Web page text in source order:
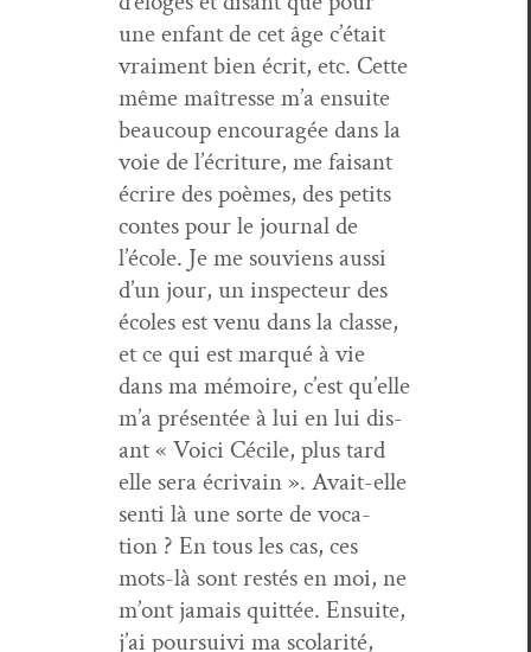
une enfant de cet âge c’était
vrai­ment bien écrit, etc. Cette
même maîtresse m’a ensuite
beau­coup encour­agée dans la
voie de l’écriture, me faisant
écrire des poèmes, des petits
con­tes pour le jour­nal de
l’école. Je me sou­viens aus­si
d’un jour, un inspecteur des
écoles est venu dans la classe,
et ce qui est mar­qué à vie
dans ma mémoire, c’est qu’elle
m’a présen­tée à lui en lui dis­
ant « Voici Cécile, plus tard
elle sera écrivain ». Avait-elle
sen­ti là une sorte de voca­
tion ? En tous les cas, ces
mots-là sont restés en moi, ne
m’ont jamais quit­tée. Ensuite,
j’ai pour­suivi ma sco­lar­ité,